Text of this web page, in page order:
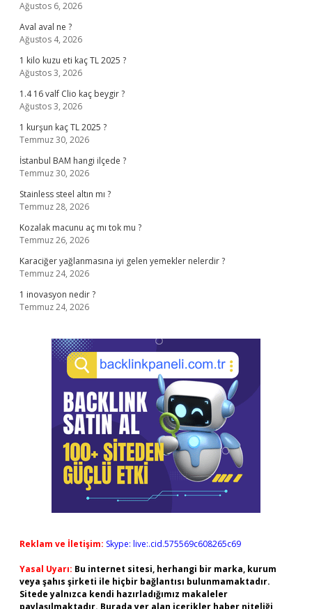
Ağustos 6, 2026
Aval aval ne ?
Ağustos 4, 2026
1 kilo kuzu eti kaç TL 2025 ?
Ağustos 3, 2026
1.4 16 valf Clio kaç beygir ?
Ağustos 3, 2026
1 kurşun kaç TL 2025 ?
Temmuz 30, 2026
İstanbul BAM hangi ilçede ?
Temmuz 30, 2026
Stainless steel altın mı ?
Temmuz 28, 2026
Kozalak macunu aç mı tok mu ?
Temmuz 26, 2026
Karaciğer yağlanmasına iyi gelen yemekler nelerdir ?
Temmuz 24, 2026
1 inovasyon nedir ?
Temmuz 24, 2026
Reklam ve İletişim: Skype: live:.cid.575569c608265c69
Yasal Uyarı: Bu internet sitesi, herhangi bir marka, kurum
veya şahıs şirketi ile hiçbir bağlantısı bulunmamaktadır.
Sitede yalnızca kendi hazırladığımız makaleler
paylaşılmaktadır. Burada yer alan içerikler haber niteliği